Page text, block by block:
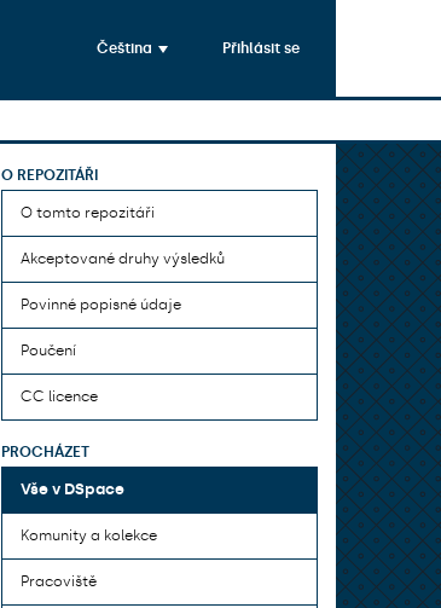
Čeština Přihlásit se
O REPOZITÁŘI
O tomto repozitáři
Akceptované druhy výsledků
Povinné popisné údaje
Poučení
CC licence
PROCHÁZET
Vše v DSpace
Komunity a kolekce
Pracoviště